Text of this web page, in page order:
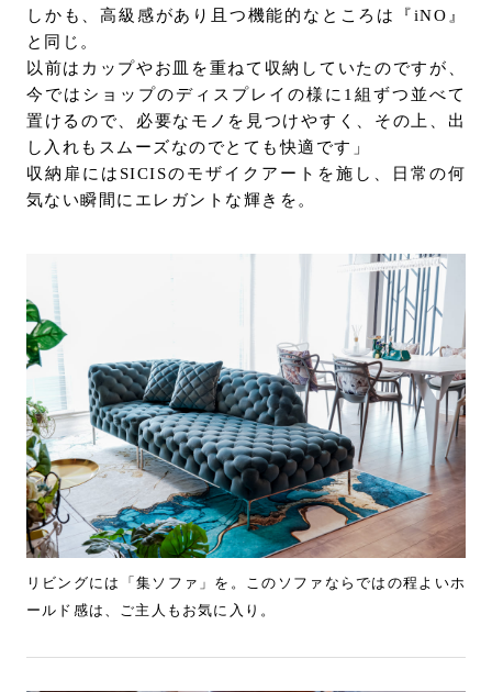
しかも、高級感があり且つ機能的なところは『iNO』
と同じ。
以前はカップやお⽫を重ねて収納していたのですが、
今ではショップのディスプレイの様に1組ずつ並べて
置けるので、必要なモノを見つけやすく、その上、出
し⼊れもスムーズなのでとても快適です」
収納扉にはSICISのモザイクアートを施し、⽇常の何
気ない瞬間にエレガントな輝きを。
リビングには「集ソファ」を。このソファならではの程よいホ
ールド感は、ご主人もお気に入り。